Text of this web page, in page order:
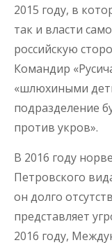
2015 году, в
так и власти
российскую
Командир
«шлюхиными
подразделение
против укров».
В 2016 году
Петровского
он долго
представляет
2016 году,